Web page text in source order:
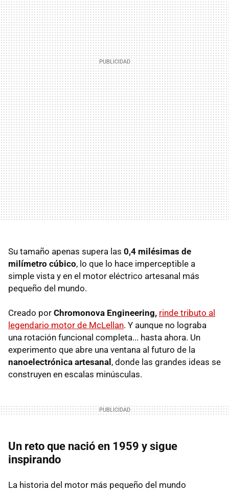
Su tamaño apenas supera las 0,4 milésimas de
milímetro cúbico, lo que lo hace imperceptible a
simple vista y en el motor eléctrico artesanal más
pequeño del mundo.
Creado por Chromonova Engineering, rinde tributo al
legendario motor de McLellan. Y aunque no lograba
una rotación funcional completa... hasta ahora. Un
experimento que abre una ventana al futuro de la
nanoelectrónica artesanal, donde las grandes ideas se
construyen en escalas minúsculas.
Un reto que nació en 1959 y sigue
inspirando
La historia del motor más pequeño del mundo